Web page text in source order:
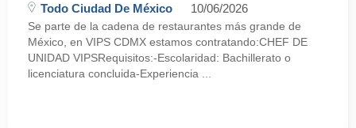
Todo Ciudad De México 10/06/2026
Se parte de la cadena de restaurantes más grande de
México, en VIPS CDMX estamos contratando:CHEF DE
UNIDAD VIPSRequisitos:-Escolaridad: Bachillerato o
licenciatura concluida-Experiencia ...